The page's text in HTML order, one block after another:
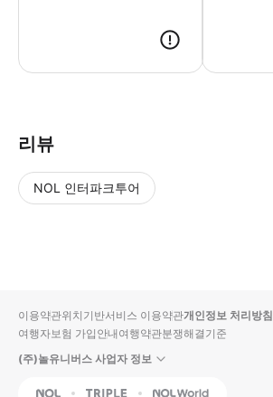
리뷰
NOL 인터파크투어
입니
다.
순
상
이용약관위치기반서비스 이용약관개인정보 처리방침
여행자보험 가입안내여행약관분쟁해결기준
(주)놀유니버스 사업자 정보